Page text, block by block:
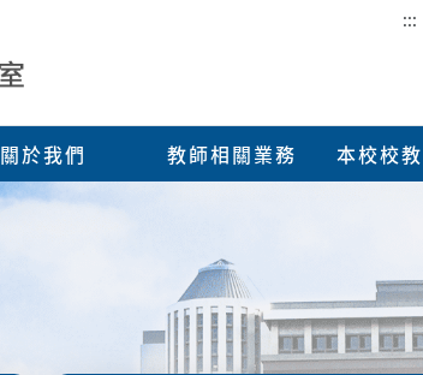
:::
關於我們 教師相關業務 本校校